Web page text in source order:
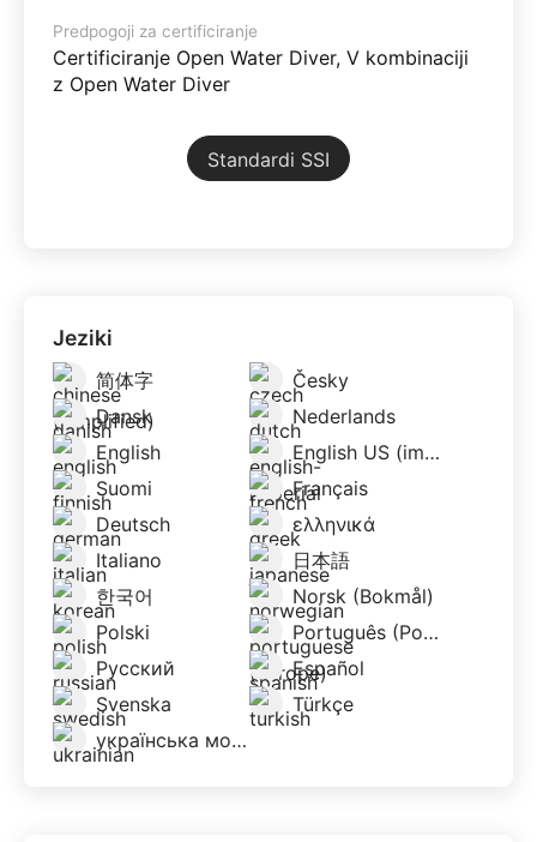
Predpogoji za certificiranje
Certificiranje Open Water Diver, V kombinaciji
z Open Water Diver
Standardi SSI
Jeziki
简体字
Česky
Dansk
Nederlands
English
English US (imperial)
Suomi
Français
Deutsch
ελληνικά
Italiano
日本語
한국어
Norsk (Bokmål)
Polski
Português (Portugal)
Русский
Español
Svenska
Türkçe
українська мова